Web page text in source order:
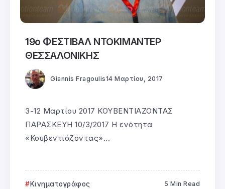
19ο ΦΕΣΤΙΒΑΛ ΝΤΟΚΙΜΑΝΤΕΡ
ΘΕΣΣΑΛΟΝΙΚΗΣ
Giannis Fragoulis14 Μαρτίου, 2017
3-12 Μαρτίου 2017 ΚΟΥΒΕΝΤΙΑΖΟΝΤΑΣ
ΠΑΡΑΣΚΕΥΗ 10/3/2017 Η ενότητα
«Κουβεντιάζοντας»...
Κινηματογράφος 5 Min Read